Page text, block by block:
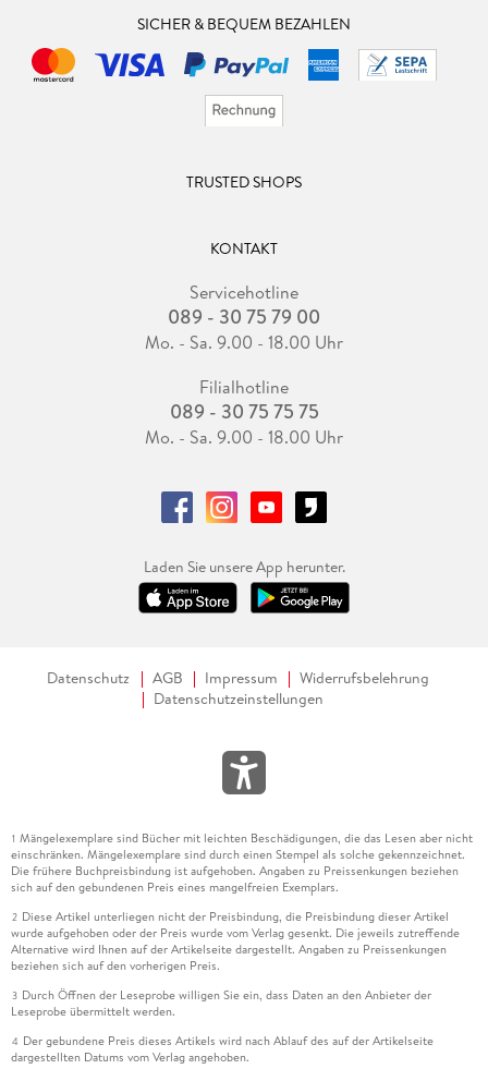
SICHER & BEQUEM BEZAHLEN
TRUSTED SHOPS
KONTAKT
Servicehotline
089 - 30 75 79 00
Mo. - Sa. 9.00 - 18.00 Uhr
Filialhotline
089 - 30 75 75 75
Mo. - Sa. 9.00 - 18.00 Uhr
Laden Sie unsere App herunter.
Datenschutz AGB Impressum
Widerrufsbelehrung
Datenschutzeinstellungen
1 Mängelexemplare sind Bücher mit leichten Beschädigungen, die das Lesen aber nicht
einschränken. Mängelexemplare sind durch einen Stempel als solche gekennzeichnet.
Die frühere Buchpreisbindung ist aufgehoben. Angaben zu Preissenkungen beziehen
sich auf den gebundenen Preis eines mangelfreien Exemplars.
2 Diese Artikel unterliegen nicht der Preisbindung, die Preisbindung dieser Artikel
wurde aufgehoben oder der Preis wurde vom Verlag gesenkt. Die jeweils zutreffende
Alternative wird Ihnen auf der Artikelseite dargestellt. Angaben zu Preissenkungen
beziehen sich auf den vorherigen Preis.
3 Durch Öffnen der Leseprobe willigen Sie ein, dass Daten an den Anbieter der
Leseprobe übermittelt werden.
4 Der gebundene Preis dieses Artikels wird nach Ablauf des auf der Artikelseite
dargestellten Datums vom Verlag angehoben.